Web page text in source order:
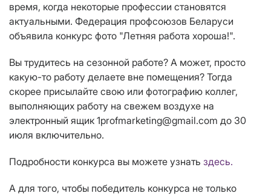
время, когда некоторые профессии становятся
актуальными. Федерация профсоюзов Беларуси
объявила конкурс фото "Летняя работа хороша!".
Вы трудитесь на сезонной работе? А может, просто
какую-то работу делаете вне помещения? Тогда
скорее присылайте свою или фотографию коллег,
выполняющих работу на свежем воздухе на
электронный ящик 1profmarketing@gmail.com до 30
июля включительно.
Подробности конкурса вы можете узнать здесь.
А для того, чтобы победитель конкурса не только